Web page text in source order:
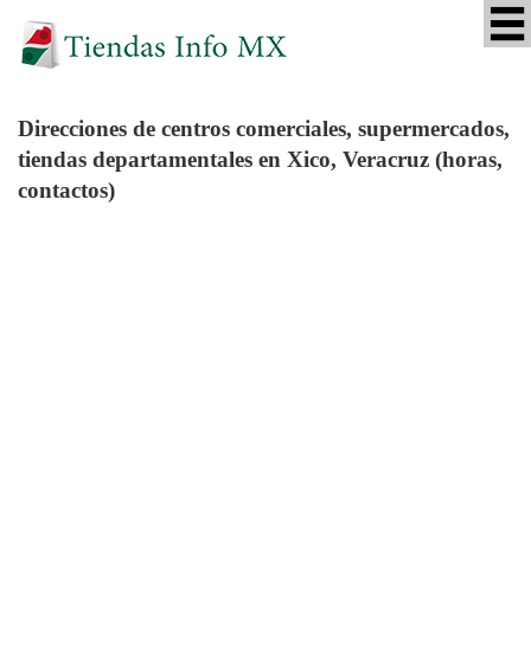
Direcciones de centros comerciales, supermercados,
tiendas departamentales en Xico, Veracruz (horas,
contactos)